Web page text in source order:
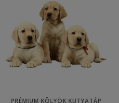
PRÉMIUM KÖLYÖK KUTYATÁP